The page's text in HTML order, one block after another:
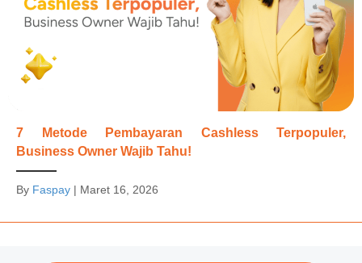
7 Metode Pembayaran Cashless Terpopuler,
Business Owner Wajib Tahu!
By Faspay | Maret 16, 2026